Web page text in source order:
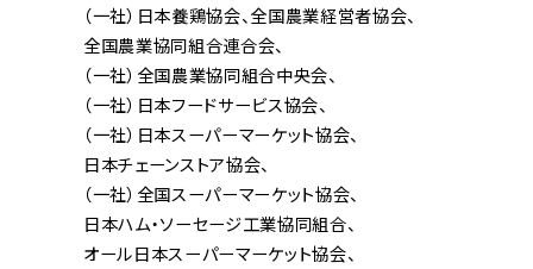
（一社）日本養鶏協会 全国農業経営者協会
全国農業協同組合連合会
（一社）全国農業協同組合中央会
（一社）日本フードサービス協会
（一社）日本スーパーマーケット協会
日本チェーンストア協会
（一社）全国スーパーマーケット協会
日本ハム・ソーセージ工業協同組合
オール日本スーパーマーケット協会